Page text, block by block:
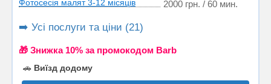
Фотосесія малят 3-12 місяців 2000 грн. / 60 мин.
➡️ Усі послуги та ціни (21)
🎁 Знижка 10% за промокодом Barb
🚗 Виїзд додому